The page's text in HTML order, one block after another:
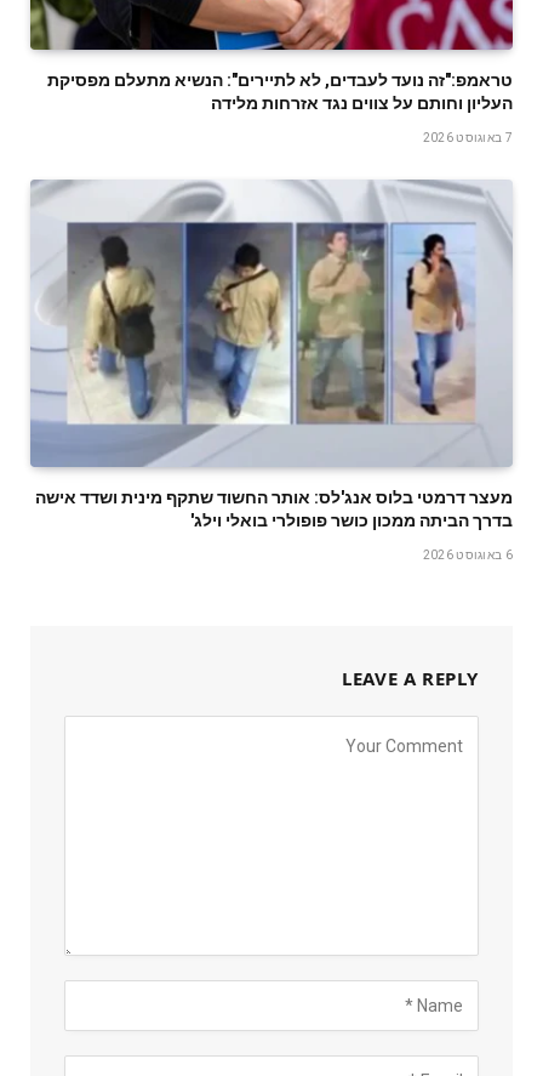
טראמפ:"זה נועד לעבדים, לא לתיירים": הנשיא מתעלם מפסיקת
העליון וחותם על צווים נגד אזרחות מלידה
7 באוגוסט 2026
מעצר דרמטי בלוס אנג'לס: אותר החשוד שתקף מינית ושדד אישה
בדרך הביתה ממכון כושר פופולרי בואלי וילג'
6 באוגוסט 2026
LEAVE A REPLY